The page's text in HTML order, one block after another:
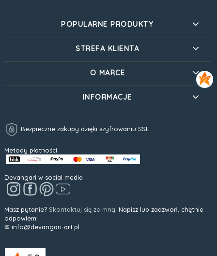
POPULARNE PRODUKTY
STREFA KLIENTA
O MARCE
INFORMACJE
Bezpieczne zakupy dzięki szyfrowaniu SSL
Metody płatności
Devangari w social media
Masz pytanie? Skontaktuj się ze mną. Napisz lub zadzwoń, chętnie
odpowiem!
✉ info@devangari-art.pl